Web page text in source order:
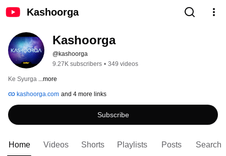
Kashoorga
Kashoorga
@kashoorga
9.27K subscribers • 349 videos
Ke Syurga ...more
kashoorga.com and 4 more links
Subscribe
Home Videos Shorts Playlists Posts Search